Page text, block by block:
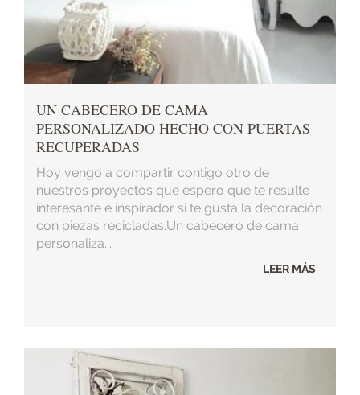
UN CABECERO DE CAMA
PERSONALIZADO HECHO CON PUERTAS
RECUPERADAS
Hoy vengo a compartir contigo otro de
nuestros proyectos que espero que te resulte
interesante e inspirador si te gusta la decoración
con piezas recicladas.Un cabecero de cama
personaliza...
LEER MÁS